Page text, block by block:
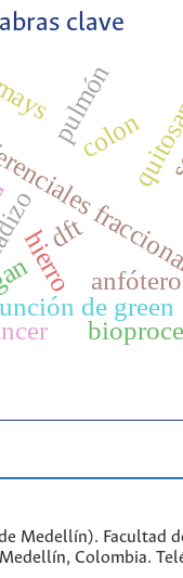
clave
de green
hierro
colon
pulmón
dft
anfótero
Medellín). Facultad
Colombia.